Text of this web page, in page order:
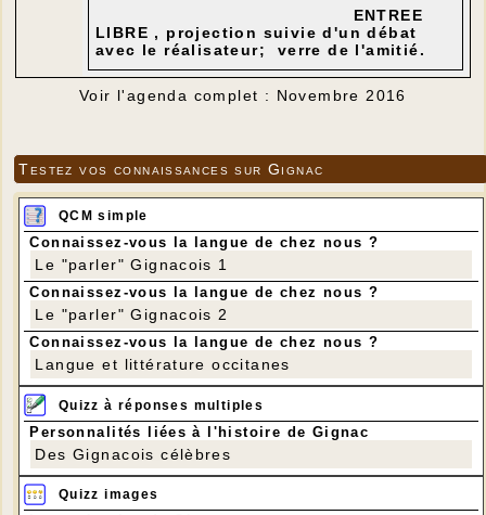
ENTREE
LIBRE , projection suivie d'un débat
avec le réalisateur; verre de l'amitié.
Voir l'agenda complet : Novembre 2016
Testez vos connaissances sur Gignac
QCM simple
Connaissez-vous la langue de chez nous ?
Le "parler" Gignacois 1
Connaissez-vous la langue de chez nous ?
Le "parler" Gignacois 2
Connaissez-vous la langue de chez nous ?
Langue et littérature occitanes
Quizz à réponses multiples
Personnalités liées à l'histoire de Gignac
Des Gignacois célèbres
Quizz images